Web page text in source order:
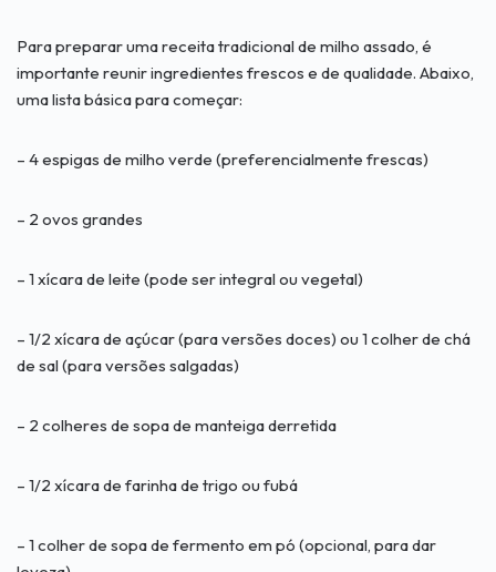
Para preparar uma receita tradicional de milho assado, é
importante reunir ingredientes frescos e de qualidade. Abaixo,
uma lista básica para começar:
– 4 espigas de milho verde (preferencialmente frescas)
– 2 ovos grandes
– 1 xícara de leite (pode ser integral ou vegetal)
– 1/2 xícara de açúcar (para versões doces) ou 1 colher de chá
de sal (para versões salgadas)
– 2 colheres de sopa de manteiga derretida
– 1/2 xícara de farinha de trigo ou fubá
– 1 colher de sopa de fermento em pó (opcional, para dar